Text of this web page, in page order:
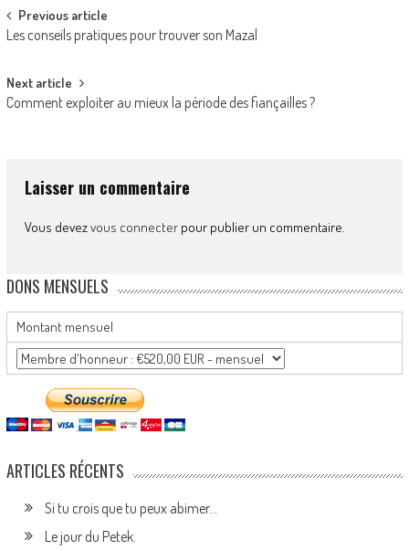
Post
navigation
Previous article
Les conseils pratiques pour trouver son Mazal
Next article
Comment exploiter au mieux la période des fiançailles ?
Laisser un commentaire
Vous devezvous connecterpour publier un commentaire.
DONS MENSUELS
Montant mensuel
ARTICLES RÉCENTS
Si tu crois que tu peux abimer…
Le jour du Petek.